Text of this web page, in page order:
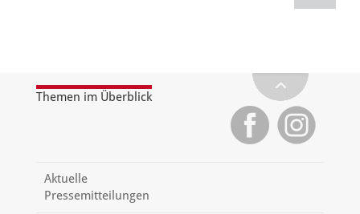
Themen im Überblick
Aktuelle
Pressemitteilungen